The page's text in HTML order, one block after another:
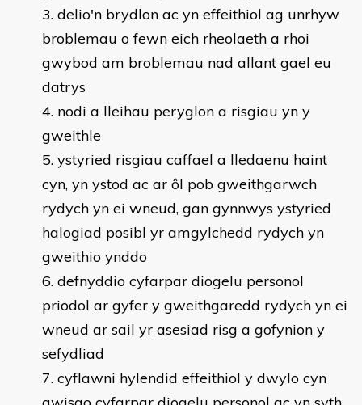
delio'n brydlon ac yn effeithiol ag unrhyw
broblemau o fewn eich rheolaeth a rhoi
gwybod am broblemau nad allant gael eu
datrys
nodi a lleihau peryglon a risgiau yn y
gweithle
ystyried risgiau caffael a lledaenu haint
cyn, yn ystod ac ar ôl pob gweithgarwch
rydych yn ei wneud, gan gynnwys ystyried
halogiad posibl yr amgylchedd rydych yn
gweithio ynddo
defnyddio cyfarpar diogelu personol
priodol ar gyfer y gweithgaredd rydych yn ei
wneud ar sail yr asesiad risg a gofynion y
sefydliad
cyflawni hylendid effeithiol y dwylo cyn